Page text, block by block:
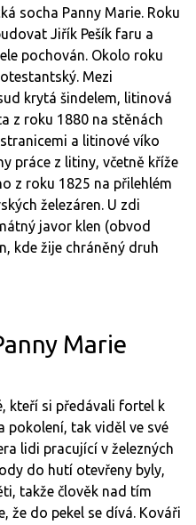
socha Panny Marie. Roku
Jiřík Pešík faru a
pochován. Okolo roku
Mezi
krytá šindelem, litinová
z roku 1880 na stěnách
a litinové víko
práce z litiny, včetně kříže
z roku 1825 na přilehlém
železáren. U zdi
javor klen (obvod
kde žije chráněný druh
Marie
kteří si předávali fortel k
pokolení, tak viděl ve své
lidi pracující v železných
do hutí otevřeny byly,
takže člověk nad tím
že do pekel se dívá. Kováři